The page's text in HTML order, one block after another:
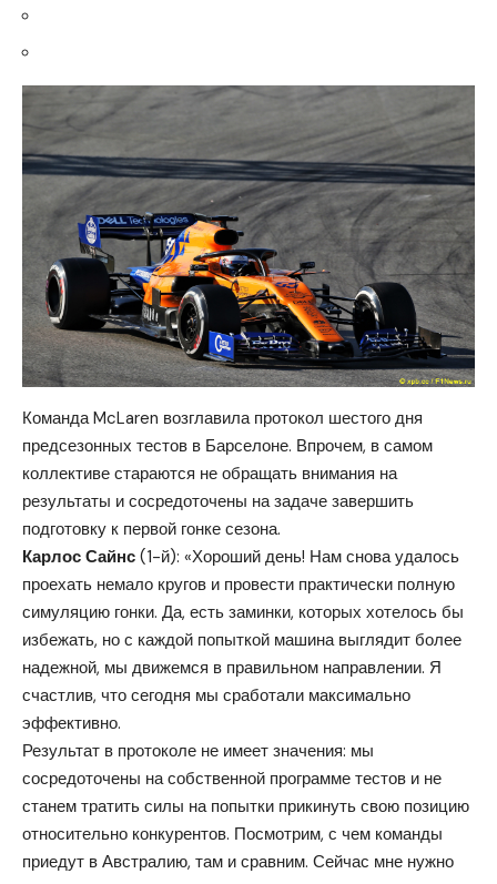
Команда McLaren возглавила протокол шестого дня
предсезонных тестов в Барселоне. Впрочем, в самом
коллективе стараются не обращать внимания на
результаты и сосредоточены на задаче завершить
подготовку к первой гонке сезона.
Карлос Сайнс (1-й): «Хороший день! Нам снова удалось
проехать немало кругов и провести практически полную
симуляцию гонки. Да, есть заминки, которых хотелось бы
избежать, но с каждой попыткой машина выглядит более
надежной, мы движемся в правильном направлении. Я
счастлив, что сегодня мы сработали максимально
эффективно.
Результат в протоколе не имеет значения: мы
сосредоточены на собственной программе тестов и не
станем тратить силы на попытки прикинуть свою позицию
относительно конкурентов. Посмотрим, с чем команды
приедут в Австралию, там и сравним. Сейчас мне нужно